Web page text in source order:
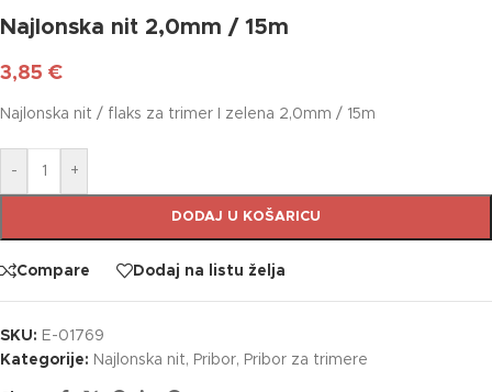
Najlonska nit 2,0mm / 15m
3,85 €
Najlonska nit / flaks za trimer I zelena 2,0mm / 15m
- +
DODAJ U KOŠARICU
Compare Dodaj na listu želja
SKU: E-01769
Kategorije: Najlonska nit, Pribor, Pribor za trimere